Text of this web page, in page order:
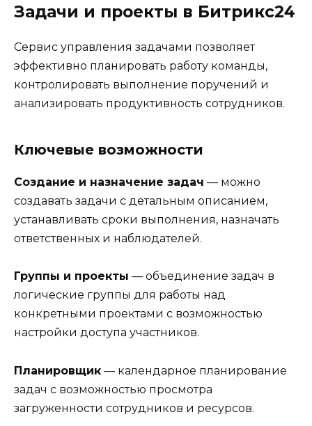
Задачи и проекты в Битрикс24
Сервис управления задачами позволяет
эффективно планировать работу команды,
контролировать выполнение поручений и
анализировать продуктивность сотрудников.
Ключевые возможности
Создание и назначение задач — можно
создавать задачи с детальным описанием,
устанавливать сроки выполнения, назначать
ответственных и наблюдателей.
Группы и проекты — объединение задач в
логические группы для работы над
конкретными проектами с возможностью
настройки доступа участников.
Планировщик — календарное планирование
задач с возможностью просмотра
загруженности сотрудников и ресурсов.